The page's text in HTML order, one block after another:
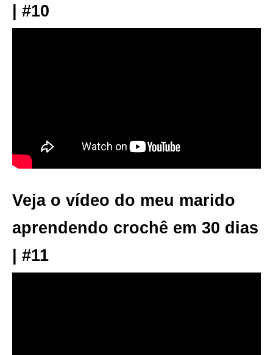
| #10
Veja o vídeo do meu marido
aprendendo crochê em 30 dias
| #11